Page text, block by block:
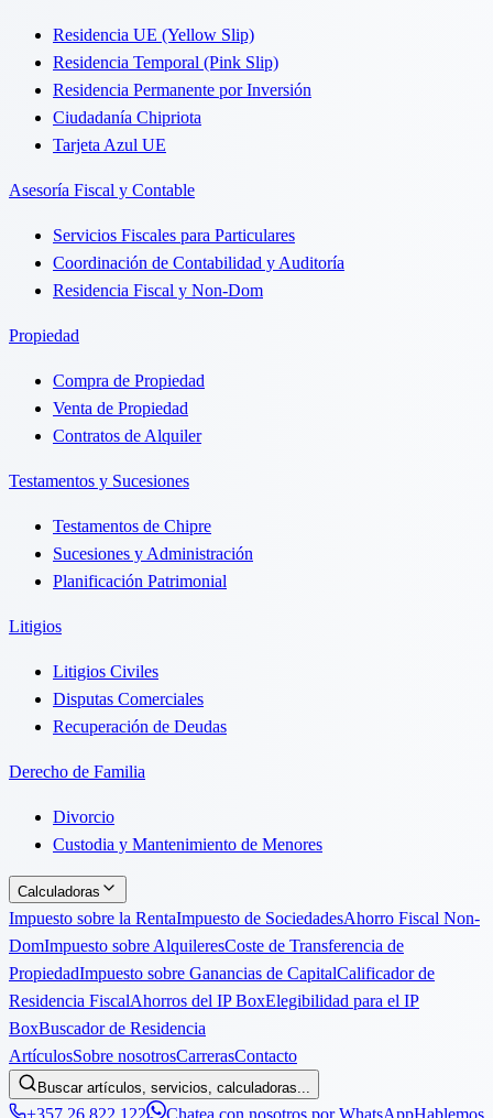
Residencia UE (Yellow Slip)
Residencia Temporal (Pink Slip)
Residencia Permanente por Inversión
Ciudadanía Chipriota
Tarjeta Azul UE
Asesoría Fiscal y Contable
Servicios Fiscales para Particulares
Coordinación de Contabilidad y Auditoría
Residencia Fiscal y Non-Dom
Propiedad
Compra de Propiedad
Venta de Propiedad
Contratos de Alquiler
Testamentos y Sucesiones
Testamentos de Chipre
Sucesiones y Administración
Planificación Patrimonial
Litigios
Litigios Civiles
Disputas Comerciales
Recuperación de Deudas
Derecho de Familia
Divorcio
Custodia y Mantenimiento de Menores
Calculadoras
Impuesto sobre la RentaImpuesto de SociedadesAhorro Fiscal Non-
DomImpuesto sobre AlquileresCoste de Transferencia de
PropiedadImpuesto sobre Ganancias de CapitalCalificador de
Residencia FiscalAhorros del IP BoxElegibilidad para el IP
BoxBuscador de Residencia
ArtículosSobre nosotrosCarrerasContacto
Buscar artículos, servicios, calculadoras...
+357 26 822 122 Chatea con nosotros por WhatsAppHablemos